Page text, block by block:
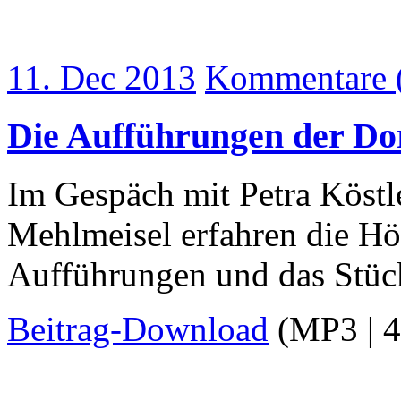
11. Dec 2013 Kommentare
Die Aufführungen der
Im Gespäch mit Petra
Mehlmeisel erfahren die
Aufführungen und das
Beitrag-Download (MP3 |